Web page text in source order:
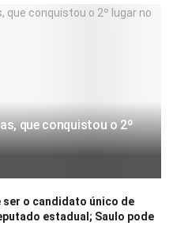
que conquistou o 2º
ser o candidato único de
estadual; Saulo pode